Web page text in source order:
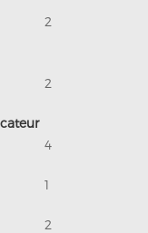
2
2
4
1
2